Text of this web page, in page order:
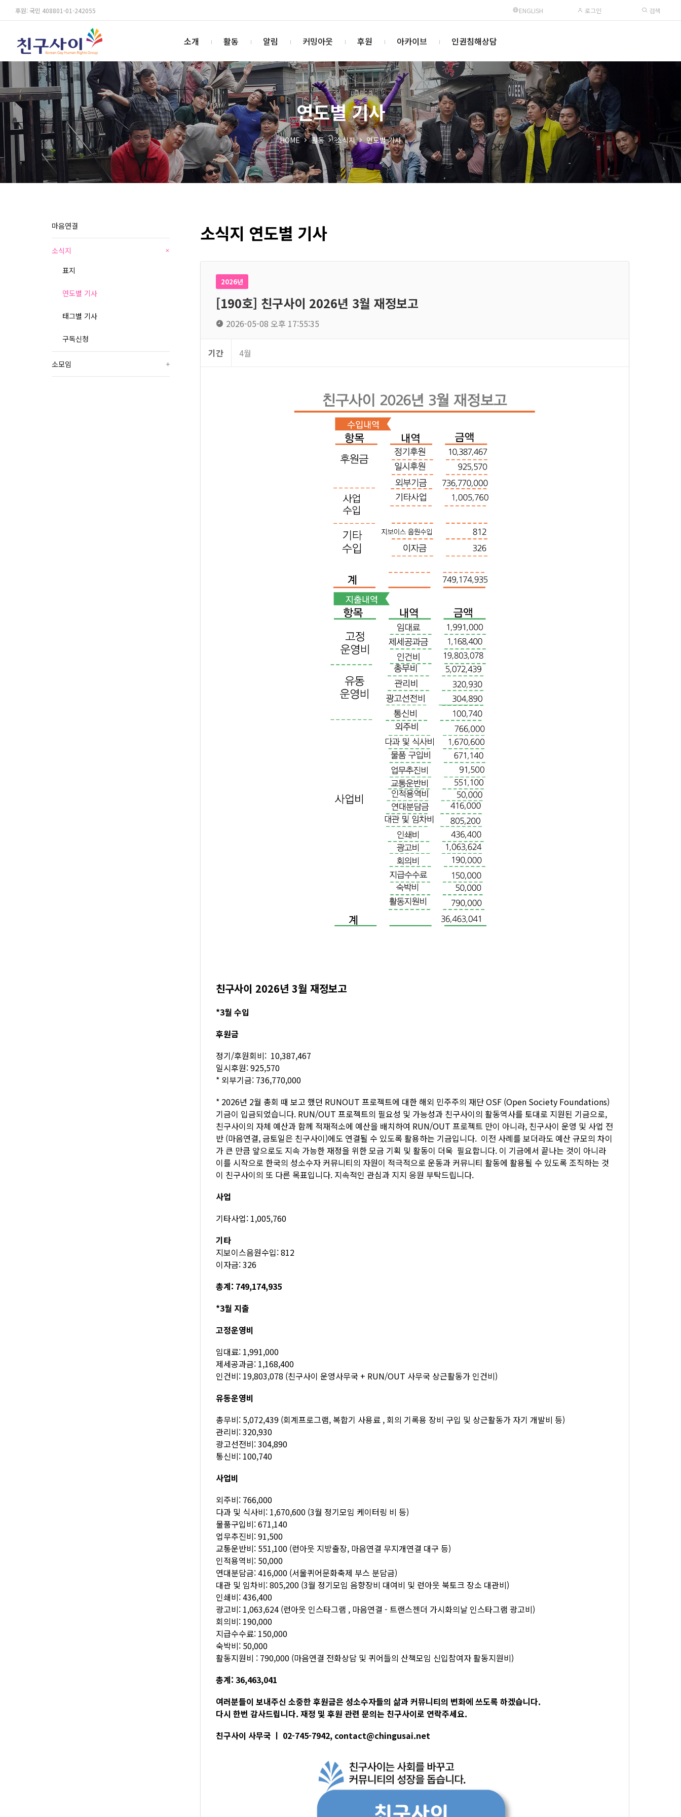
후원: 국민 408801-01-242055 ENGLISH 로그인 검색
소개 활동 알림 커밍아웃 후원 아카이브 인권침해상담
연도별 기사
HOME 활동 소식지 연도별 기사
마음연결
소식지 +
표지
연도별 기사
태그별 기사
구독신청
소모임 +
소식지 연도별 기사
2026년
[190호] 친구사이 2026년 3월 재정보고
2026-05-08 오후 17:55:35
기간 4월
친구사이 2026년 3월 재정보고
*3월 수입
후원금
정기/후원회비: 10,387,467
일시후원: 925,570
* 외부기금: 736,770,000
* 2026년 2월 총회 때 보고 했던 RUNOUT 프로젝트에 대한 해외 민주주의 재단 OSF (Open Society Foundations)
기금이 입금되었습니다. RUN/OUT 프로젝트의 필요성 및 가능성과 친구사이의 활동역사를 토대로 지원된 기금으로,
친구사이의 자체 예산과 함께 적재적소에 예산을 배치하여 RUN/OUT 프로젝트 만이 아니라, 친구사이 운영 및 사업 전
반 (마음연결, 금토일은 친구사이)에도 연결될 수 있도록 활용하는 기금입니다. 이전 사례를 보더라도 예산 규모의 차이
가 큰 만큼 앞으로도 지속 가능한 재정을 위한 모금 기획 및 활동이 더욱 필요합니다. 이 기금에서 끝나는 것이 아니라
이를 시작으로 한국의 성소수자 커뮤니티의 자원이 적극적으로 운동과 커뮤니티 활동에 활용될 수 있도록 조직하는 것
이 친구사이의 또 다른 목표입니다. 지속적인 관심과 지지 응원 부탁드립니다.
사업
기타사업: 1,005,760
기타
지보이스음원수입: 812
이자금: 326
총계: 749,174,935
*3월 지출
고정운영비
임대료: 1,991,000
제세공과금: 1,168,400
인건비: 19,803,078 (친구사이 운영사무국 + RUN/OUT 사무국 상근활동가 인건비)
유동운영비
총무비: 5,072,439 (회계프로그램, 복합기 사용료 , 회의 기록용 장비 구입 및 상근활동가 자기 개발비 등)
관리비: 320,930
광고선전비: 304,890
통신비: 100,740
사업비
외주비: 766,000
다과 및 식사비: 1,670,600 (3월 정기모임 케이터링 비 등)
물품구입비: 671,140
업무추진비: 91,500
교통운반비: 551,100 (런아웃 지방출장, 마음연결 무지개연결 대구 등)
인적용역비: 50,000
연대분담금: 416,000 (서울퀴어문화축제 부스 분담금)
대관 및 임차비: 805,200 (3월 정기모임 음향장비 대여비 및 런아웃 북토크 장소 대관비)
인쇄비: 436,400
광고비: 1,063,624 (런아웃 인스타그램 , 마음연결 - 트랜스젠더 가시화의날 인스타그램 광고비)
회의비: 190,000
지급수수료: 150,000
숙박비: 50,000
활동지원비 : 790,000 (마음연결 전화상담 및 퀴어들의 산책모임 신입참여자 활동지원비)
총계: 36,463,041
여러분들이 보내주신 소중한 후원금은 성소수자들의 삶과 커뮤니티의 변화에 쓰도록 하겠습니다.
다시 한번 감사드립니다. 재정 및 후원 관련 문의는 친구사이로 연락주세요.
친구사이 사무국 ㅣ 02-745-7942, contact@chingusai.net